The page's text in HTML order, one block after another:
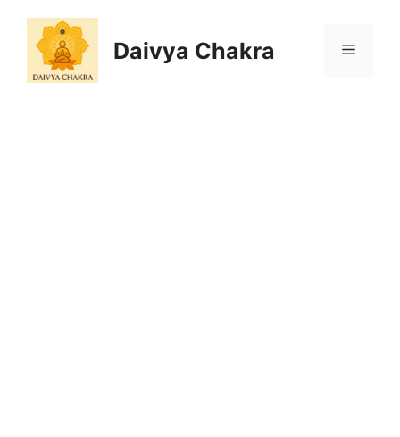
content
Daivya Chakra MENU